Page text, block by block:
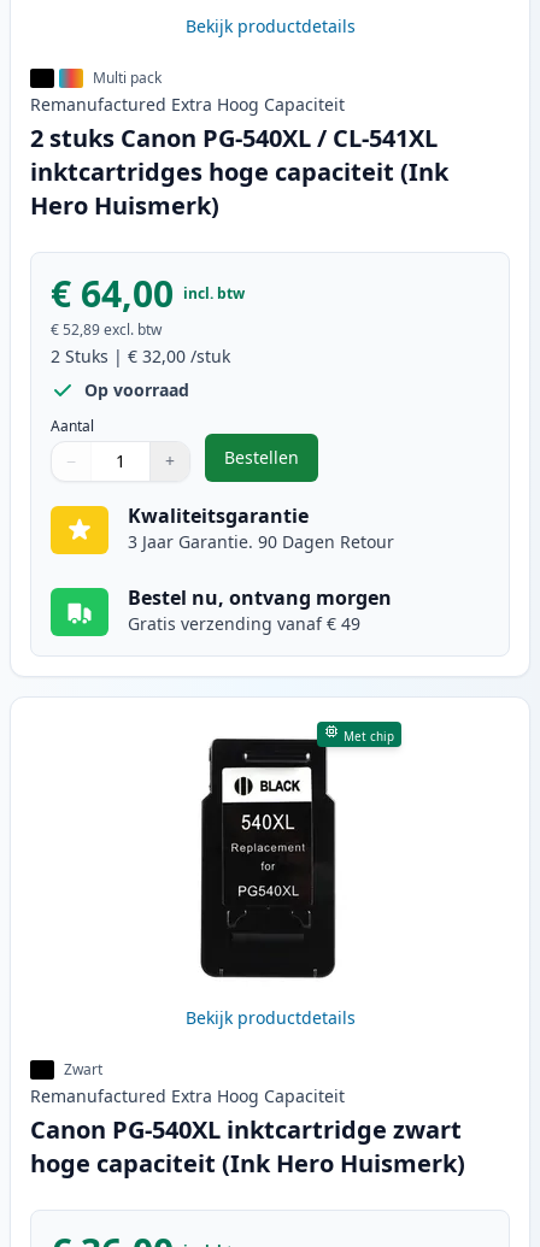
Bekijk productdetails
Multi pack
Remanufactured Extra Hoog Capaciteit
2 stuks Canon PG-540XL / CL-541XL
inktcartridges hoge capaciteit (Ink
Hero Huismerk)
€ 64,00 incl. btw
€ 52,89excl. btw
2 Stuks | € 32,00 /stuk
Op voorraad
Aantal
Gebruik de knoppen om aan te passen
− +
1
Bestellen
,2 stuks Canon PG-540XL / CL-
Kwaliteitsgarantie
3 Jaar Garantie. 90 Dagen Retour
Bestel nu, ontvang morgen
Gratis verzending vanaf € 49
Met chip
Bekijk productdetails
Zwart
Remanufactured Extra Hoog Capaciteit
Canon PG-540XL inktcartridge zwart
hoge capaciteit (Ink Hero Huismerk)